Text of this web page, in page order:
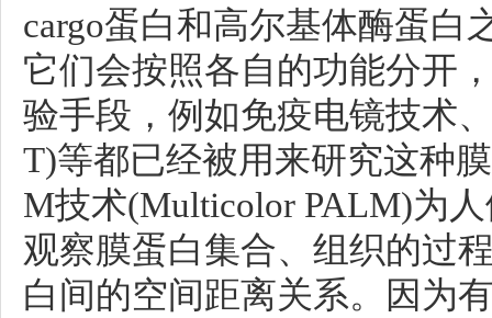
cargo蛋白和高尔基体酶蛋白
它们会按照各自的功能分开
验手段，例如免疫电镜技术
T)等都已经被用来研究这种
M技术(Multicolor PALM)为
观察膜蛋白集合、组织的过
白间的空间距离关系。因为